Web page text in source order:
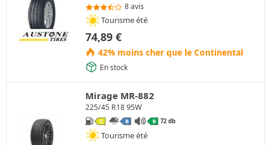
8 avis
Tourisme été
74,89 €
42% moins cher que le Continental
En stock
Mirage MR-882
225/45 R18 95W
C B B 72 db
Tourisme été